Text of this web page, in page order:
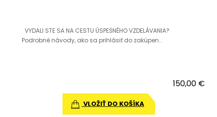
VYDALI STE SA NA CESTU ÚSPEŠNÉHO VZDELÁVANIA?
Podrobné návody, ako sa prihlásiť do zakúpen..
150,00 €
VLOŽIŤ DO KOŠÍKA